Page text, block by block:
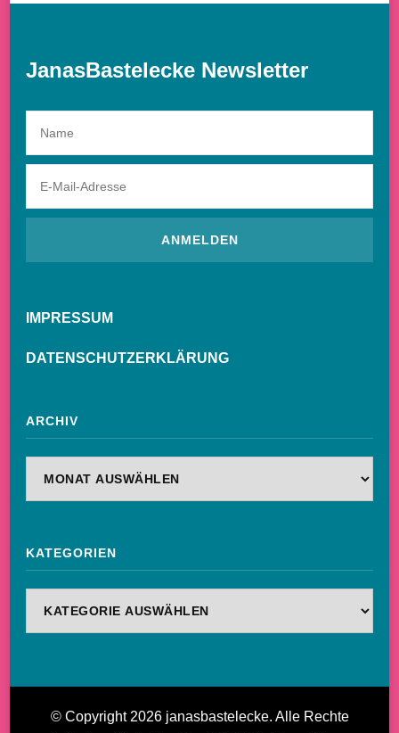
JanasBastelecke Newsletter
IMPRESSUM
DATENSCHUTZERKLÄRUNG
ARCHIV
KATEGORIEN
© Copyright 2026 janasbastelecke. Alle Rechte